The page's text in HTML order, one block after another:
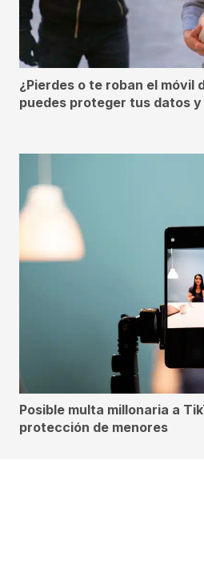
¿Pierdes o te roban el móvil
puedes proteger tus datos
Posible multa millonaria a
protección de menores